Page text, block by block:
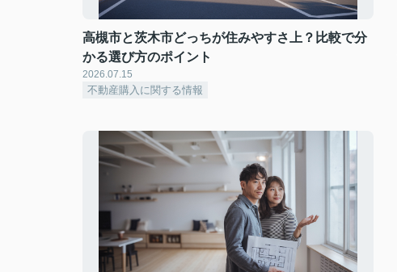
高槻市と茨木市どっちが住みやすさ上？比較で分
かる選び方のポイント
2026.07.15
不動産購入に関する情報